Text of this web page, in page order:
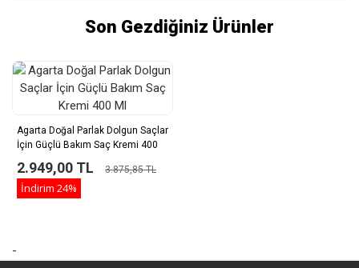
Son Gezdiğiniz Ürünler
Agarta Doğal Parlak Dolgun Saçlar
İçin Güçlü Bakım Saç Kremi 400
2.949,00 TL 3.875,85 TL
İndirim 24%
-